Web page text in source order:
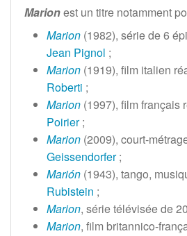
Marionest un titre notamment
Marion (1982), série de6
Jean Pignol ;
Marion (1919), film italien
Roberti ;
Marion (1997), film français
Poirier ;
Marion (2009), court-
Geissendorfer ;
Marión (1943), tango,
Rubistein ;
Marion, série télévisée de
Marion, film britannico-